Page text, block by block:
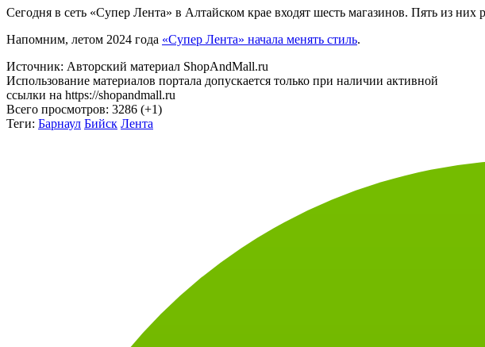
Сегодня в сеть «Супер Лента» в Алтайском крае входят шесть магазинов. Пять из них
Напомним, летом 2024 года «Супер Лента» начала менять стиль.
Источник: Авторский материал ShopAndMall.ru
Использование материалов портала допускается только при наличии активной
ссылки на https://shopandmall.ru
Всего просмотров: 3286 (+1)
Теги: Барнаул Бийск Лента